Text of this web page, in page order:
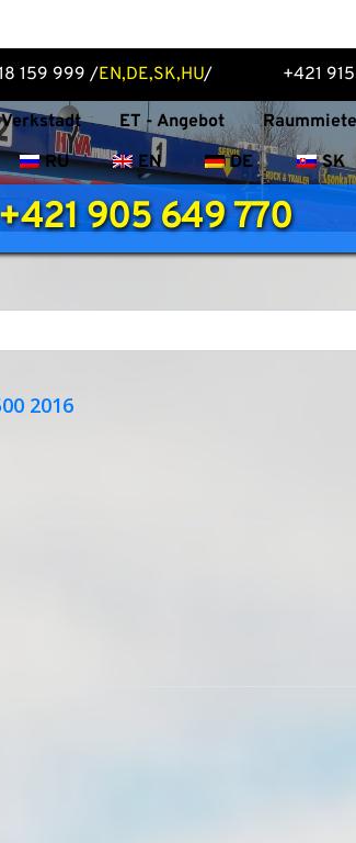
159 999 /EN,DE,SK,HU/ +421
Verkstadt ET - Angebot Raummiete
RU EN DE SK
905 649 770
2016